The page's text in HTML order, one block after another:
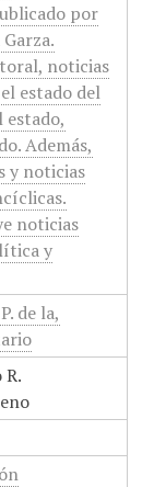
por
noticias
estado del
estado,
Además,
y noticias
noticias
y
de la,